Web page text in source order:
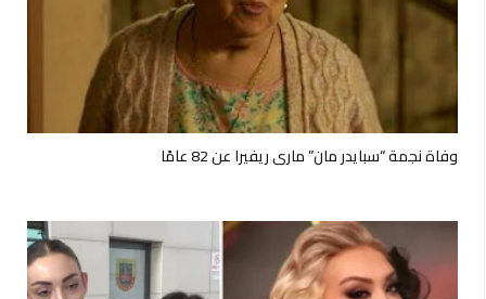
وفاة نجمة “سبايدر مان” ماري ريفيرا عن 82 عامًا